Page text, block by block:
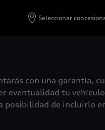
Seleccionar
con una garantía,
eventualidad tu
posibilidad de incluirlo